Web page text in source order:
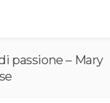
passione – Mary